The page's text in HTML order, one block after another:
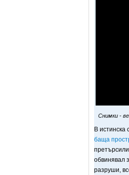
Снимки -
В
баща
обвинявал
разруши,